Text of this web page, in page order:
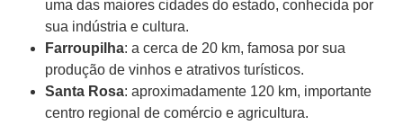
uma das maiores cidades do estado, conhecida por
sua indústria e cultura.
Farroupilha: a cerca de 20 km, famosa por sua
produção de vinhos e atrativos turísticos.
Santa Rosa: aproximadamente 120 km, importante
centro regional de comércio e agricultura.